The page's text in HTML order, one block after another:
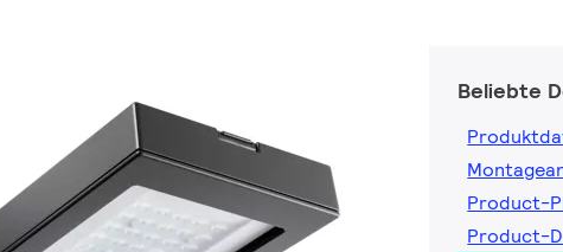
Beliebte
Product-
Product-